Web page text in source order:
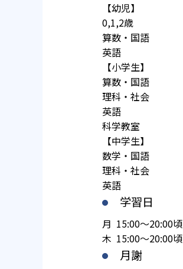
【幼児】
0,1,2歳
算数・国語
英語
【小学生】
算数・国語
理科・社会
英語
科学教室
【中学生】
数学・国語
理科・社会
英語
学習日
月 15:00～20:00頃
木 15:00～20:00頃
月謝